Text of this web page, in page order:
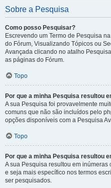
Sobre a Pesquisa
Como posso Pesquisar?
Escrevendo um Termo de Pesquisa
do Fórum, Visualizando Tópicos ou
Avançada clicando no atalho
as páginas do Fórum.
Topo
Por que a minha Pesquisa resultou
A sua Pesquisa foi provavelmente
comuns que não são incluídos pelo
opções disponíveis com a Pesquisa
Topo
Por que a minha Pesquisa resultou
A sua Pesquisa resultou em
e seja mais específico nos termos
ser pesquisados.